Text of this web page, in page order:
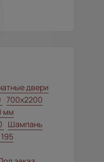
двери
700x2200
мм
Шампань